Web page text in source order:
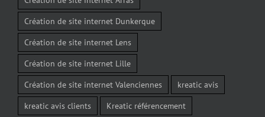
Création de site internet Dunkerque
Création de site internet Lens
Création de site internet Lille
Création de site internet Valenciennes
kreatic avis
kreatic avis clients
Kreatic référencement